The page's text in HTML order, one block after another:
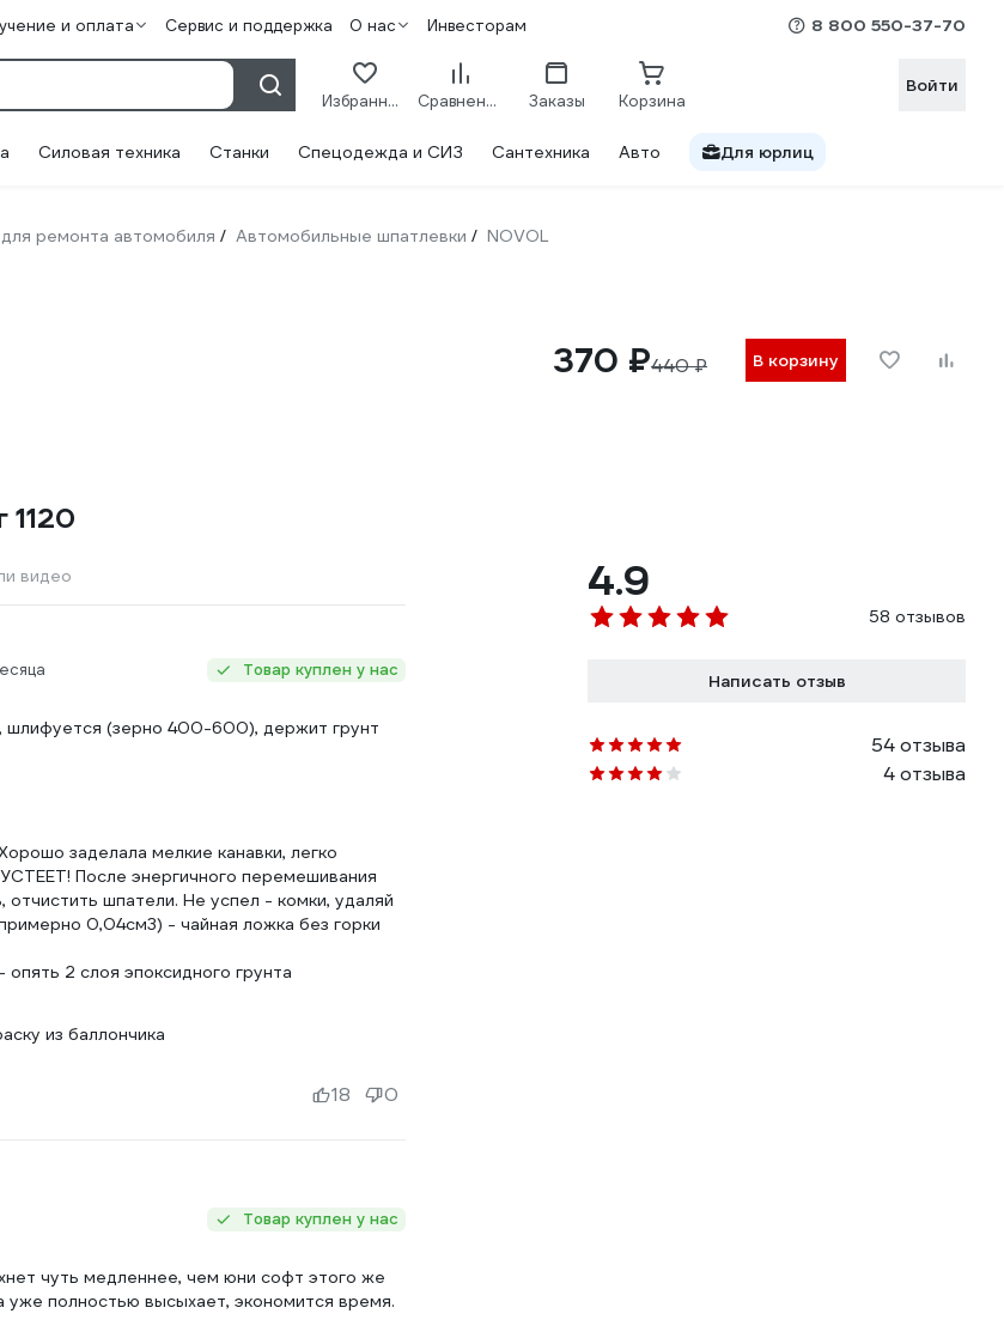
и оплата Сервис и поддержка О нас Инвесторам 8 800 550-37-70
Избранное Сравнение Заказы Корзина
Войти
Силовая техника Станки Спецодежда и СИЗ Сантехника Авто Для юрлиц
ремонта автомобиля / Автомобильные шпатлевки / NOVOL
370 ₽440 ₽ В корзину
видео
Товар куплен у нас
шлифуется (зерно 400-600), держит грунт
заделала мелкие канавки, легко
После энергичного перемешивания
шпатели. Не успел - комки, удаляй
0,04см3) - чайная ложка без горки
2 слоя эпоксидного грунта
из баллончика
18 0
Товар куплен у нас
чуть медленнее, чем юни софт этого же
полностью высыхает, экономится время.
4.9
58 отзывов
Написать отзыв
54 отзыва
4 отзыва